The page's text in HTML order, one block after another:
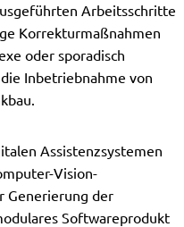
Arbeitsschritte
Korrekturmaßnahmen
oder sporadisch
Inbetriebnahme von
Assistenzsystemen
Vision-
Generierung der
Softwareprodukt